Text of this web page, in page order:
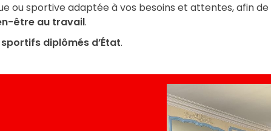
ou sportive adaptée à vos besoins et attentes, afin de
être au travail.
diplômés d’État.